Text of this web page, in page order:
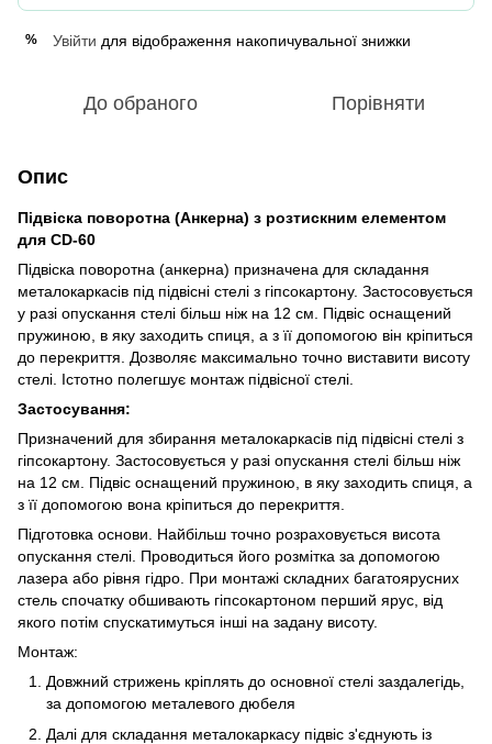
% Увійти для відображення накопичувальної знижки
До обраного Порівняти
Опис
Підвіска поворотна (Анкерна) з розтискним елементом
для CD-60
Підвіска поворотна (анкерна) призначена для складання
металокаркасів під підвісні стелі з гіпсокартону. Застосовується
у разі опускання стелі більш ніж на 12 см. Підвіс оснащений
пружиною, в яку заходить спиця, а з її допомогою він кріпиться
до перекриття. Дозволяє максимально точно виставити висоту
стелі. Істотно полегшує монтаж підвісної стелі.
Застосування:
Призначений для збирання металокаркасів під підвісні стелі з
гіпсокартону. Застосовується у разі опускання стелі більш ніж
на 12 см. Підвіс оснащений пружиною, в яку заходить спиця, а
з її допомогою вона кріпиться до перекриття.
Підготовка основи. Найбільш точно розраховується висота
опускання стелі. Проводиться його розмітка за допомогою
лазера або рівня гідро. При монтажі складних багатоярусних
стель спочатку обшивають гіпсокартоном перший ярус, від
якого потім спускатимуться інші на задану висоту.
Монтаж:
Довжний стрижень кріплять до основної стелі заздалегідь,
за допомогою металевого дюбеля
Далі для складання металокаркасу підвіс з'єднують із